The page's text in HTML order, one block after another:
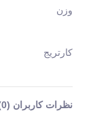
وزن
کارتریج
نظرات کاربران (0)